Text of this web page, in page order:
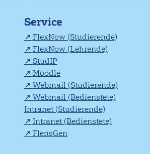
Service
FlexNow (Studierende)
FlexNow (Lehrende)
StudIP
Moodle
Webmail (Studierende)
Webmail (Bedienstete)
Intranet (Studierende)
Intranet (Bedienstete)
FlensGen